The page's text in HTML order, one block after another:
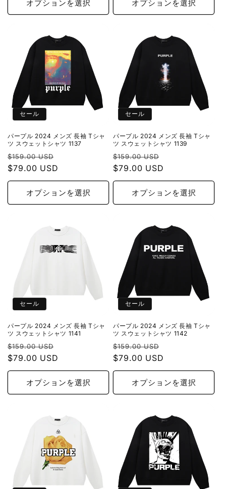
価
格
オプションを選択
価
格
オプションを選択
セール
パープル 2024 メンズ 長袖 Tシャ
ツ スウェットシャツ 1137
通
常
価
$159.00 USD
ル
価
格
$79.00 USD
オプションを選択
セール
パープル 2024 メンズ 長袖 Tシャ
ツ スウェットシャツ 1139
通
常
価
$159.00 USD
ル
価
格
$79.00 USD
オプションを選択
セール
パープル 2024 メンズ 長袖 Tシャ
ツ スウェットシャツ 1141
通
常
価
$159.00 USD
ル
価
格
$79.00 USD
オプションを選択
セール
パープル 2024 メンズ 長袖 Tシャ
ツ スウェットシャツ 1142
通
常
価
$159.00 USD
ル
価
格
$79.00 USD
オプションを選択